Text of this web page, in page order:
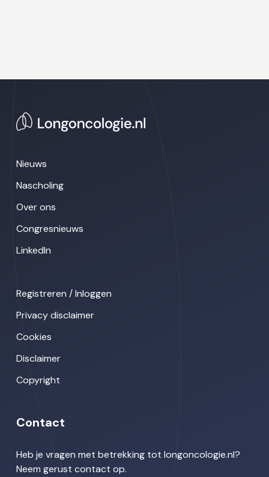
Nieuws
Nascholing
Over ons
Congresnieuws
LinkedIn
Registreren / Inloggen
Privacy disclaimer
Cookies
Disclaimer
Copyright
Contact
Heb je vragen met betrekking tot longoncologie.nl?
Neem gerust contact op.